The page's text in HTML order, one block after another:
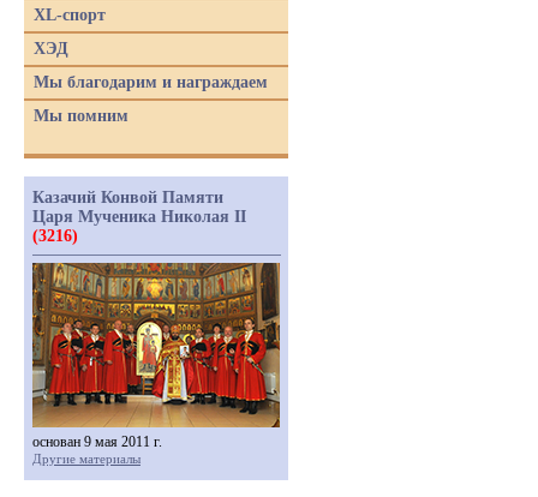
XL-спорт
ХЭД
Мы благодарим и награждаем
Мы помним
Казачий Конвой Памяти
Царя Мученика Николая II
(3216)
основан 9 мая 2011 г.
Другие материалы